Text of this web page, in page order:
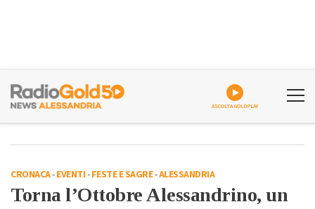
ASCOLTA GOLDPLAY
CRONACA-EVENTI-FESTE E SAGRE-ALESSANDRIA
Torna l’Ottobre Alessandrino, un